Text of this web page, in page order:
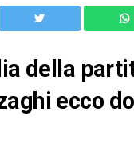
della
ecco